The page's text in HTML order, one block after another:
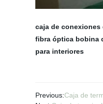
caja de
fibra óptica bobina
para interiores
Previous:Caja de